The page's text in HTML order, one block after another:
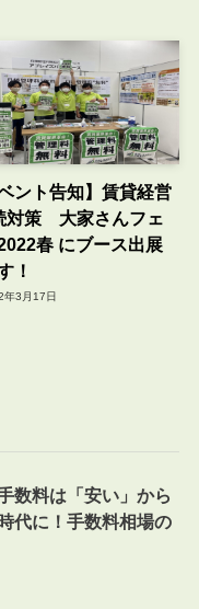
ベント告知】賃貸経営
対策 大家さんフェ
春 にブース出展
！
年3月17日
数料は「安い」から
代に！手数料相場の